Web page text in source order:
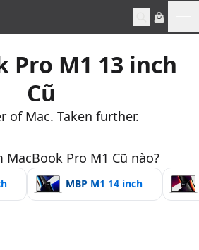
Pro M1 13 inch
Cũ
of Mac. Taken further.
Pro M1 Cũ nào?
MBP M1 14 inch